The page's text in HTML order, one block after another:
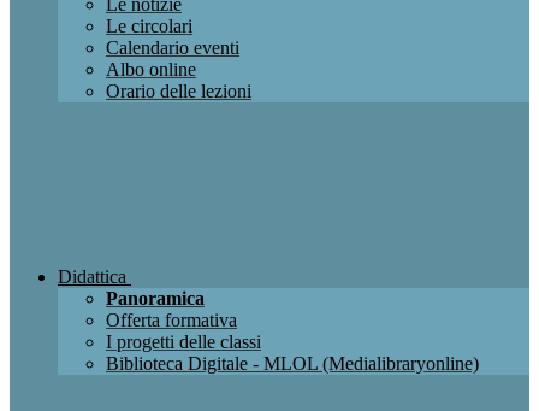
Le notizie
Le circolari
Calendario eventi
Albo online
Orario delle lezioni
Didattica
Panoramica
Offerta formativa
I progetti delle classi
Biblioteca Digitale - MLOL (Medialibraryonline)